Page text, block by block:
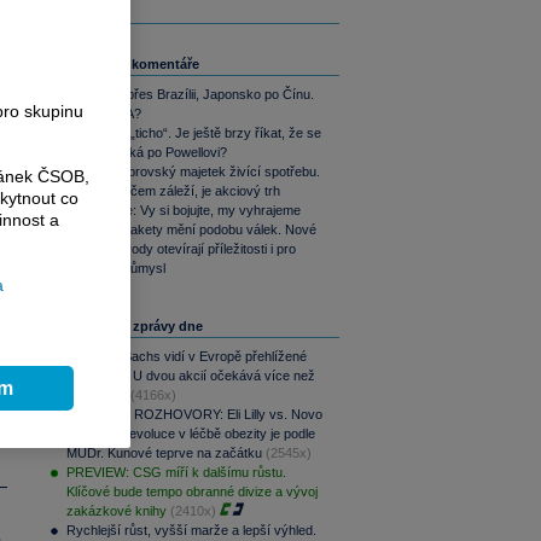
Související komentáře
Od SSSR přes Brazílii, Japonsko po Čínu.
Nebo i USA?
Warshovo „ticho“. Je ještě brzy říkat, že se
trhům stýská po Powellovi?
Yardeni: Obrovský majetek živící spotřebu.
Jediné, na čem záleží, je akciový trh
Perly týdne: Vy si bojujte, my vyhrajeme
Balistické rakety mění podobu válek. Nové
zbrojní závody otevírají příležitosti i pro
obranný průmysl
Nejčtenější zprávy dne
Goldman Sachs vidí v Evropě přehlížené
příležitosti. U dvou akcií očekává více než
(4166x)
PODCAST ROZHOVORY: Eli Lilly vs. Novo
Nordisk. Revoluce v léčbě obezity je podle
MUDr. Kunové teprve na začátku (2545x)
PREVIEW: CSG míří k dalšímu růstu.
Klíčové bude tempo obranné divize a vývoj
zakázkové knihy (2410x)
Rychlejší růst, vyšší marže a lepší výhled.
skupinu
ČSOB,
co
a